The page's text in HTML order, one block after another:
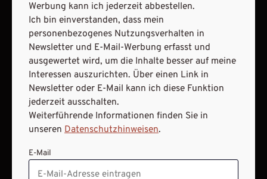
JETZT ANMELDEN
Werbung kann ich jederzeit abbestellen.
Ich bin einverstanden, dass mein
personenbezogenes Nutzungsverhalten in
Newsletter und E-Mail-Werbung erfasst und
ausgewertet wird, um die Inhalte besser auf meine
Interessen auszurichten. Über einen Link in
Newsletter oder E-Mail kann ich diese Funktion
jederzeit ausschalten.
Weiterführende Informationen finden Sie in
unseren Datenschutzhinweisen.
E-Mail